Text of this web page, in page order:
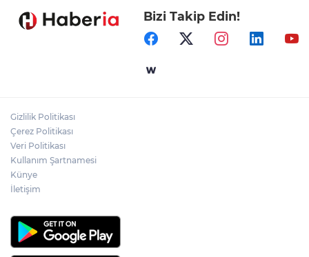
İçişleri Bakanı Çiftçi'den YÖK ziyareti
Temmuz'da 107 bin gıda denetimine 250
Bizi Takip Edin!
Gizlilik Politikası
Çerez Politikası
Veri Politikası
Kullanım Şartnamesi
Künye
İletişim